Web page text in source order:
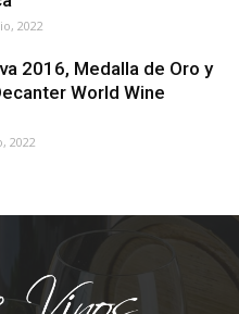
2022
2016, Medalla de Oro y
World Wine
2022